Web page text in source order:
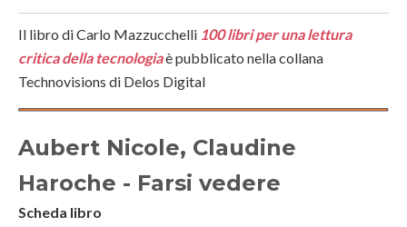
Il libro di Carlo Mazzucchelli 100 libri per una lettura
critica della tecnologiaè pubblicato nella collana
Technovisions di Delos Digital
Aubert Nicole, Claudine
Haroche - Farsi vedere
Scheda libro